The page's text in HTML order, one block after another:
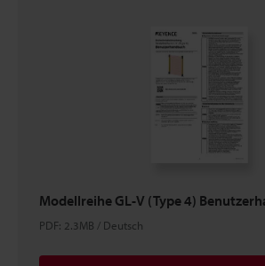
Modellreihe GL-V (Type 4)
PDF: 2.3MB / Deutsch